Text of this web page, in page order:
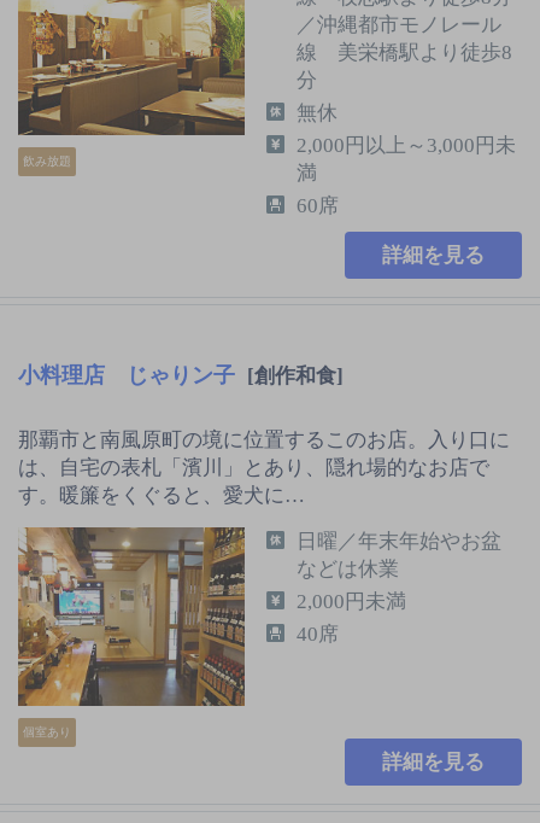
飲み放題
／沖縄都市モノレール
線 美栄橋駅より徒歩8
分
無休
2,000円以上～3,000円未
満
60席
詳細を見る
小料理店 じゃりン子 [創作和食]
那覇市と南風原町の境に位置するこのお店。入り口に
は、自宅の表札「濱川」とあり、隠れ場的なお店で
す。暖簾をくぐると、愛犬に…
個室あり
日曜／年末年始やお盆
などは休業
2,000円未満
40席
詳細を見る